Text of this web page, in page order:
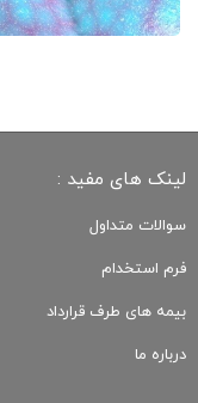
لینک های مفید :
سوالات متداول
فرم استخدام
بیمه های طرف قرارداد
درباره ما